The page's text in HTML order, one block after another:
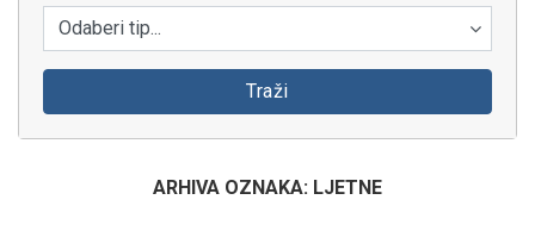
Odaberi tip...
Traži
ARHIVA OZNAKA: LJETNE